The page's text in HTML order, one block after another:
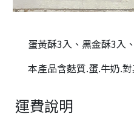
蛋黃酥3入、黑金酥3入
本產品含麩質.蛋.牛奶.
運費說明